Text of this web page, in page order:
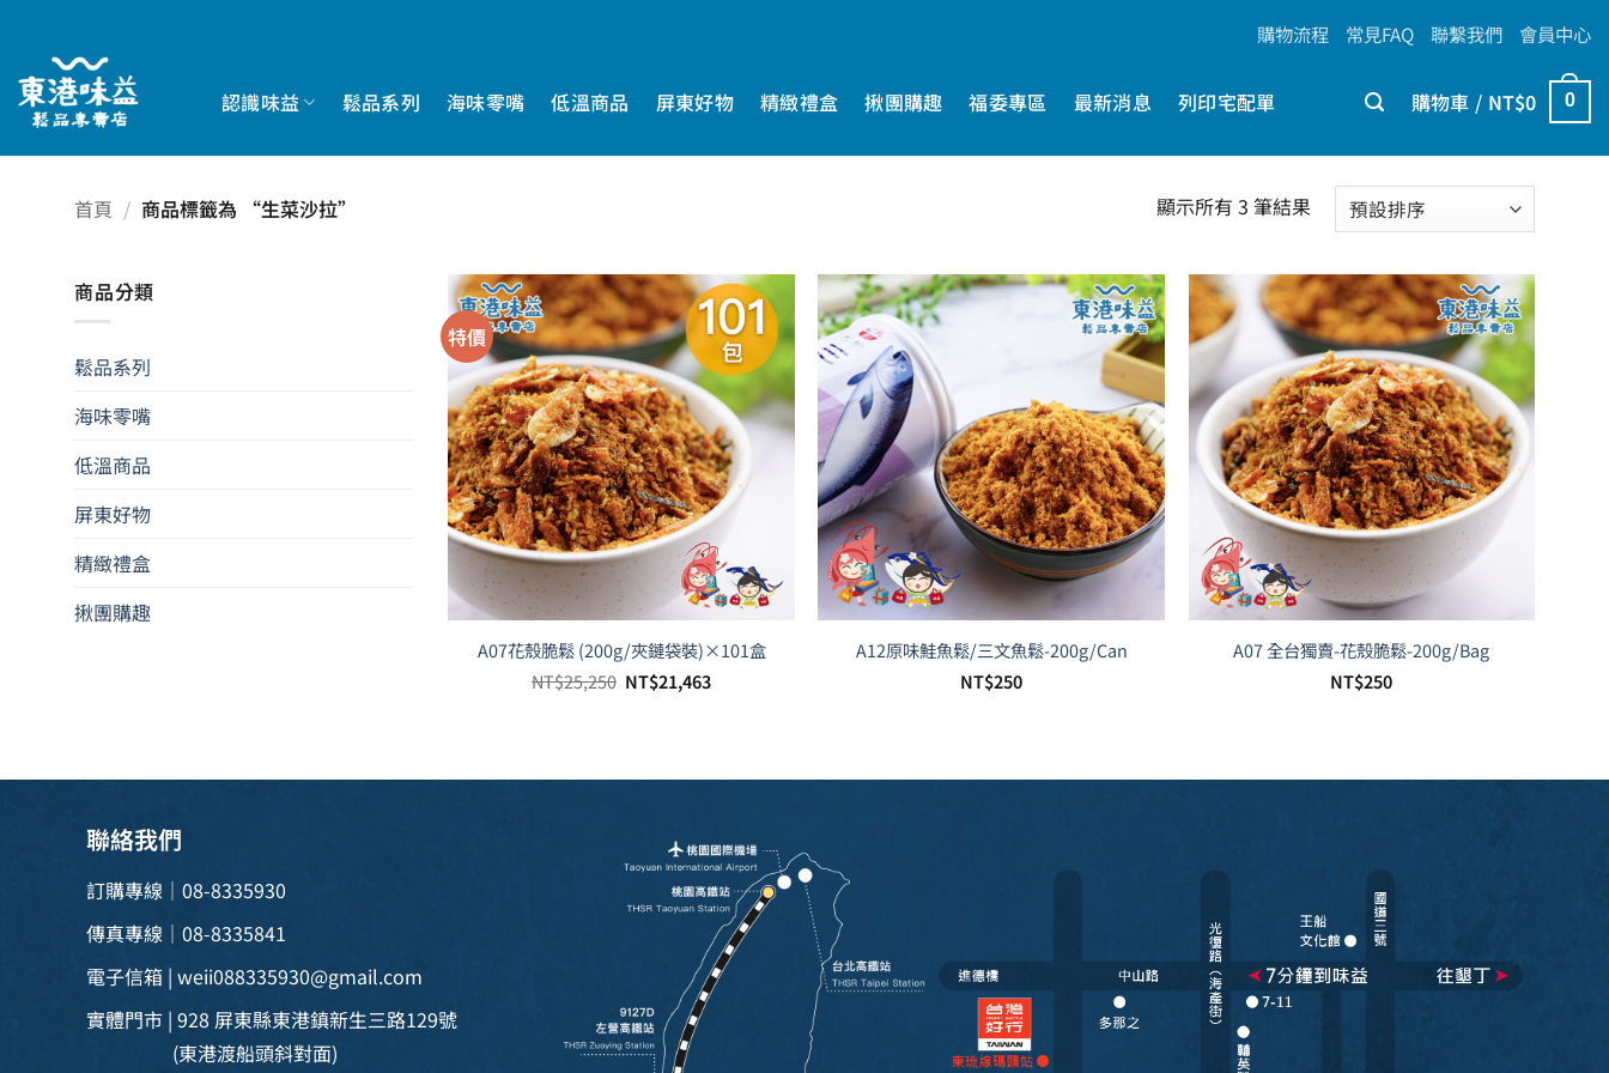
content
購物流程 常見FAQ 聯繫我們 會員中心
認識味益 鬆品系列 海味零嘴 低溫商品 屏東好物 精緻禮盒 揪團購趣 福委專區 最新消息 列印宅配單 購物車 / NT$0 0
首頁 / 商品標籤為 “生菜沙拉” 顯示所有 3 筆結果
商品分類
鬆品系列
海味零嘴
低溫商品
屏東好物
精緻禮盒
揪團購趣
特價
A07花殼脆鬆 (200g/夾鏈袋裝)×101盒
NT$25,250 原
NT$21,463目
A12原味鮭魚鬆/三文魚鬆-200g/Can
NT$250
A07 全台獨賣-花殼脆鬆-200g/Bag
NT$250
聯絡我們
訂購專線｜08-8335930
傳真專線｜08-8335841
電子信箱 | weii088335930@gmail.com
實體門市 | 928 屏東縣東港鎮新生三路129號
(東港渡船頭斜對面)